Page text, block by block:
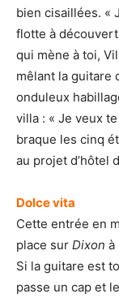
bien cisaillées. «
flotte à
qui mène à toi,
mêlant la guitare
onduleux
villa : « Je veux
braque les cinq
au projet d’hôtel
Dolce vita
Cette entrée en
place sur Dixon à
Si la guitare est
passe un cap et